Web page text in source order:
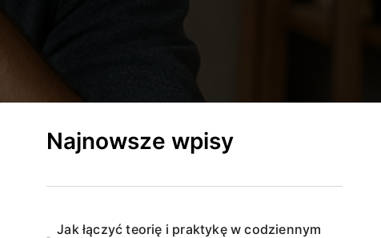
Najnowsze wpisy
Jak łączyć teorię i praktykę w codziennym